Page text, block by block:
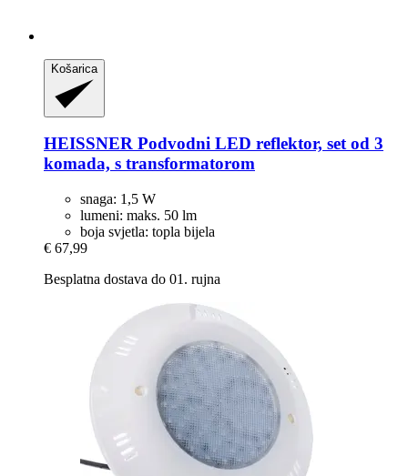
Košarica
HEISSNER Podvodni LED reflektor, set od 3
komada, s transformatorom
snaga: 1,5 W
lumeni: maks. 50 lm
boja svjetla: topla bijela
€ 67,99
Besplatna dostava do 01. rujna